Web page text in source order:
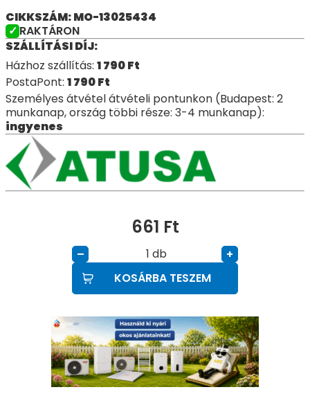
CIKKSZÁM: MO-13025434
RAKTÁRON
SZÁLLÍTÁSI DÍJ:
Házhoz szállítás: 1 790Ft
PostaPont: 1 790Ft
Személyes átvétel átvételi pontunkon (Budapest: 2
munkanap, ország többi része: 3-4 munkanap):
ingyenes
661 Ft
– db
+
KOSÁRBA TESZEM